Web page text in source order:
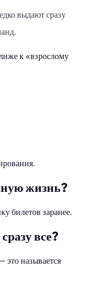
выдают сразу
к «взрослому
жизнь?
билетов заранее.
все?
это называется